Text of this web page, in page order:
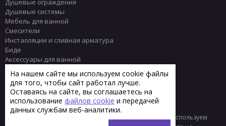
Душевые ограждения
Душевые системы
Мебель для ванной
Смесители
Инсталляции и сливная арматура
Биде
Аксессуары для ванной
Полотенцесушители
Комплектующие
Плитка
© 2013 - 2026 Интернет-магазин сантехники Тренд
Мы используем
На нашем сайте мы используем cookie файлы
для того, чтобы сайт работал лучше.
Оставаясь на сайте, вы соглашаетесь на
использование файлов cookie и передачей
данных службам веб-аналитики.